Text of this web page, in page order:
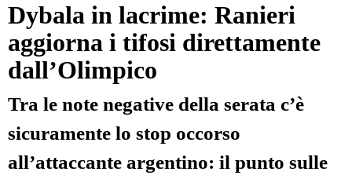
Dybala in lacrime: Ranieri
aggiorna i tifosi direttamente
dall’Olimpico
Tra le note negative della serata c’è
sicuramente lo stop occorso
all’attaccante argentino: il punto sulle